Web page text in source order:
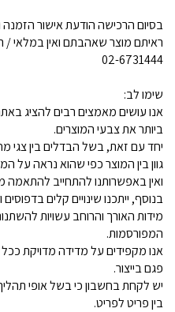
בסיום הרכישה הודעת אישור
ראיתם מוצר שאהבתם ואין במלאי /
02-6731444
שימו לב:
אנו עושים מאמצים רבים להציג
ביותר את צבעי המוצרים.
יחד עם זאת, בשל הבדלים בין צגי
גוון בין המוצר כפי שהוא נראה על
ואין באפשרותנו להתחייב להתאמה
בנוסף, ייתכנו שינויים קלים
המפורסמות.
אנו מקפידים על מדידה מדויקת
פגם בייצור.
יש לקחת בחשבון כי בשל אופי תהליך
בין פריט לפריט.